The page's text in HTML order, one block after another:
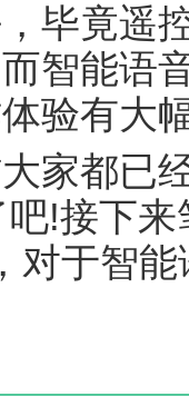
毕竟遥
智能语
验有大
家都已
!接下
对于智